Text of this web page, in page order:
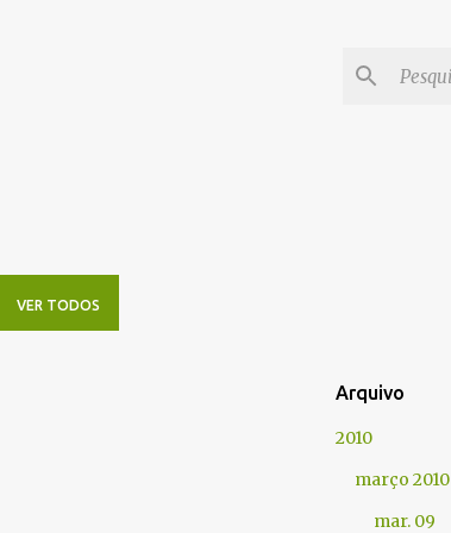
VER TODOS
Arquivo
2010
março 2010
mar. 09